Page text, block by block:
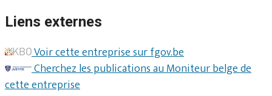
Liens externes
Voir cette entreprise sur fgov.be
Cherchez les publications au Moniteur belge de
cette entreprise